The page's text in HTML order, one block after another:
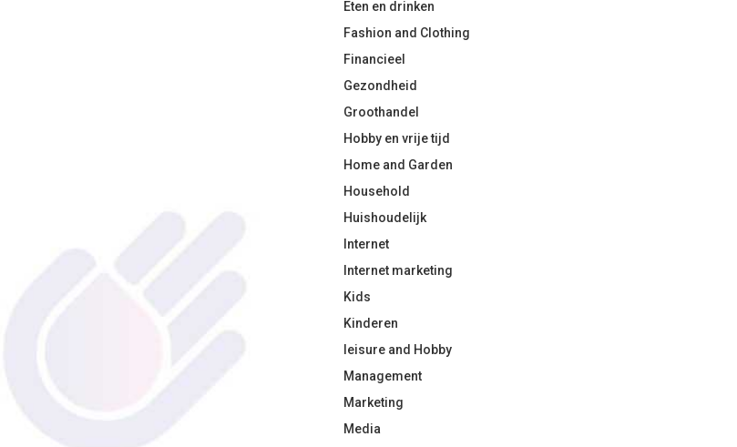
Eten en drinken
Fashion and Clothing
Financieel
Gezondheid
Groothandel
Hobby en vrije tijd
Home and Garden
Household
Huishoudelijk
Internet
Internet marketing
Kids
Kinderen
leisure and Hobby
Management
Marketing
Media